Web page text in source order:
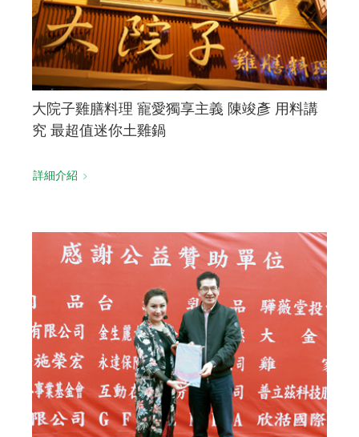
大院子雞膳料理 寵愛獨享主義 陳竣彥 用料講
究 最超值迷你土雞鍋
詳細介紹